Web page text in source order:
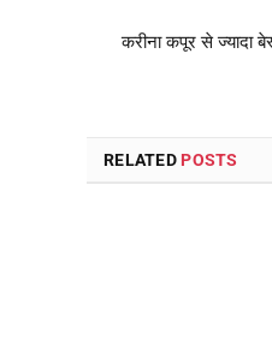
करीना कपूर से ज्यादा
RELATED POSTS